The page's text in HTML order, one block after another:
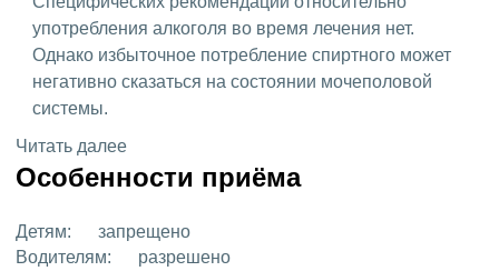
употребления алкоголя во время лечения нет.
Однако избыточное потребление спиртного может
негативно сказаться на состоянии мочеполовой
системы.
Читать далее
Особенности приёма
Детям:
запрещено
Водителям:
разрешено